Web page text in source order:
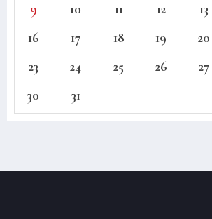
9
10 11 12 13
16
17 18 19 20
23
24 25 26 27
30
31